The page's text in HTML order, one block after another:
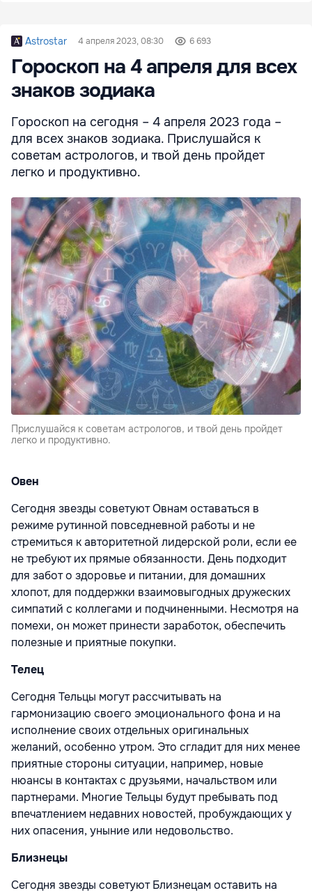
Astrostar 4 апреля 2023, 08:30 6 693
Гороскоп на 4 апреля для всех
знаков зодиака
Гороскоп на сегодня – 4 апреля 2023 года –
для всех знаков зодиака. Прислушайся к
советам астрологов, и твой день пройдет
легко и продуктивно.
Прислушайся к советам астрологов, и твой день пройдет
легко и продуктивно.
Овен
Сегодня звезды советуют Овнам оставаться в
режиме рутинной повседневной работы и не
стремиться к авторитетной лидерской роли, если ее
не требуют их прямые обязанности. День подходит
для забот о здоровье и питании, для домашних
хлопот, для поддержки взаимовыгодных дружеских
симпатий с коллегами и подчиненными. Несмотря на
помехи, он может принести заработок, обеспечить
полезные и приятные покупки.
Телец
Сегодня Тельцы могут рассчитывать на
гармонизацию своего эмоционального фона и на
исполнение своих отдельных оригинальных
желаний, особенно утром. Это сгладит для них менее
приятные стороны ситуации, например, новые
нюансы в контактах с друзьями, начальством или
партнерами. Многие Тельцы будут пребывать под
впечатлением недавних новостей, пробуждающих у
них опасения, уныние или недовольство.
Близнецы
Сегодня звезды советуют Близнецам оставить на